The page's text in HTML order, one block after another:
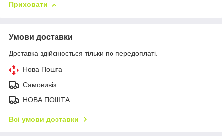
Приховати
Умови доставки
Доставка здійснюється тільки по передоплаті.
Нова Пошта
Самовивіз
НОВА ПОШТА
Всі умови доставки